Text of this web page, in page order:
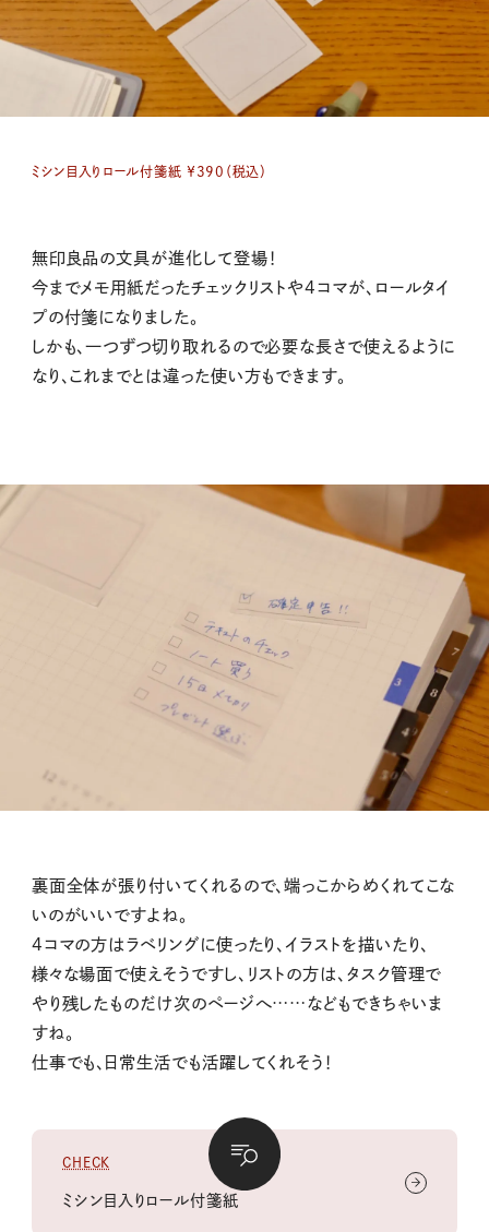
ミシン目入りロール付箋紙 ￥390（税込）
無印良品の文具が進化して登場！
今までメモ用紙だったチェックリストや4コマが、ロールタイ
プの付箋になりました。
しかも、一つずつ切り取れるので必要な長さで使えるように
なり、これまでとは違った使い方もできます。
裏面全体が張り付いてくれるので、端っこからめくれてこな
いのがいいですよね。
4コマの方はラベリングに使ったり、イラストを描いたり、
様々な場面で使えそうですし、リストの方は、タスク管理で
やり残したものだけ次のページへ……などもできちゃいま
すね。
仕事でも、日常生活でも活躍してくれそう！
CHECK
ミシン目入りロール付箋紙